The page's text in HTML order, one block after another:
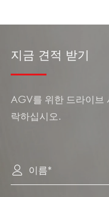
지금 견적 받기
AGV를 위한 드라이브
락하십시오.
